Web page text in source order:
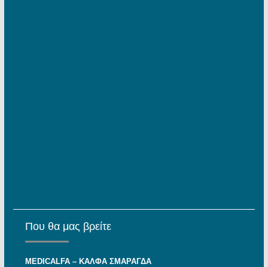
Που θα μας βρείτε
MEDICALFA – KAΛΦΑ ΣΜΑΡΑΓΔΑ